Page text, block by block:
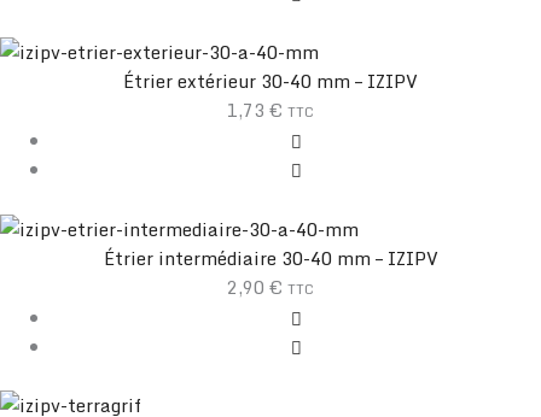
Étrier extérieur 30-40 mm – IZIPV
1,73 € TTC
Étrier intermédiaire 30-40 mm – IZIPV
2,90 € TTC